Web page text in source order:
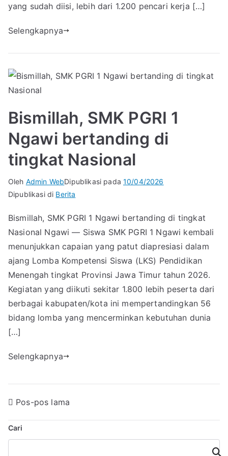
yang sudah diisi, lebih dari 1.200 pencari kerja […]
Selengkapnya
Bismillah, SMK PGRI 1
Ngawi bertanding di
tingkat Nasional
Oleh Admin WebDipublikasi pada 10/04/2026
Dipublikasi di Berita
Bismillah, SMK PGRI 1 Ngawi bertanding di tingkat
Nasional Ngawi — Siswa SMK PGRI 1 Ngawi kembali
menunjukkan capaian yang patut diapresiasi dalam
ajang Lomba Kompetensi Siswa (LKS) Pendidikan
Menengah tingkat Provinsi Jawa Timur tahun 2026.
Kegiatan yang diikuti sekitar 1.800 lebih peserta dari
berbagai kabupaten/kota ini mempertandingkan 56
bidang lomba yang mencerminkan kebutuhan dunia
[…]
Selengkapnya
Navigasi
pos
Pos-pos lama
Cari
Cari